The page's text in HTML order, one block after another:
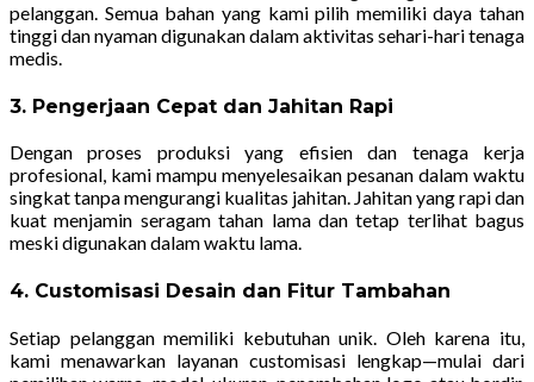
pelanggan. Semua bahan yang kami pilih memiliki daya tahan
tinggi dan nyaman digunakan dalam aktivitas sehari-hari tenaga
medis.
3. Pengerjaan Cepat dan Jahitan Rapi
Dengan proses produksi yang efisien dan tenaga kerja
profesional, kami mampu menyelesaikan pesanan dalam waktu
singkat tanpa mengurangi kualitas jahitan. Jahitan yang rapi dan
kuat menjamin seragam tahan lama dan tetap terlihat bagus
meski digunakan dalam waktu lama.
4. Customisasi Desain dan Fitur Tambahan
Setiap pelanggan memiliki kebutuhan unik. Oleh karena itu,
kami menawarkan layanan customisasi lengkap—mulai dari